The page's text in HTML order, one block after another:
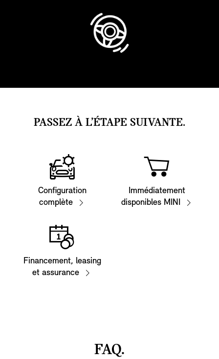
PASSEZ À L’ÉTAPE SUIVANTE.
Configuration
complète
Immédiatement
disponibles MINI
Financement, leasing
et assurance
FAQ.